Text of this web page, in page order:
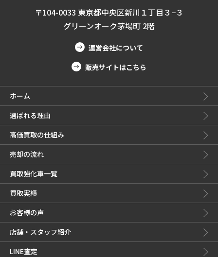
〒104-0033 東京都中央区新川１丁目３−３
グリーンオーク茅場町 2階
運営会社について
販売サイトはこちら
ホーム
選ばれる理由
高価買取の仕組み
売却の流れ
買取強化車一覧
買取実績
お客様の声
店舗・スタッフ紹介
LINE査定